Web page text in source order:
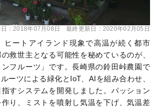
：2018年07月08日 最終更新日： 2020年02月05日
ヒートアイランド現象で高温が続く都市
救世主となる可能性を秘めているのが、
フルーツ」です。長崎県の鈴田峠農園で
ーツによる緑化とIoT、AIを組み合わせ、
すシステムを開発しました。パッション
り、ミストを噴射し気温を下げ、気温差